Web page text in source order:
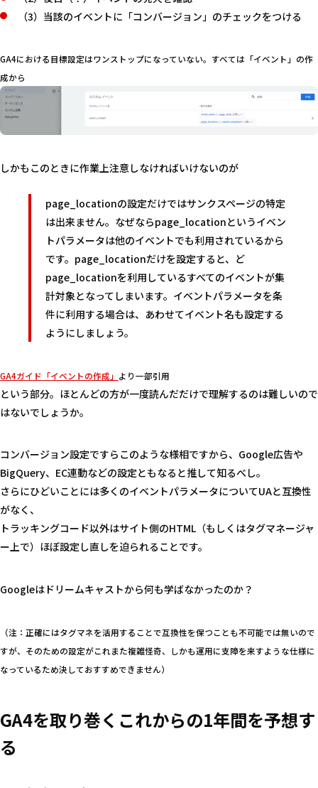
（3）当該のイベントに「コンバージョン」のチェックをつける
GA4における目標設定はワンストップになっていない。すべては「イベント」の作
成から
しかもこのときに作業上注意しなければいけないのが
page_locationの設定だけではサンクスページの特定
は出来ません。なぜならpage_locationというイベン
トパラメータは他のイベントでも利用されているから
です。page_locationだけを設定すると、ど
page_locationを利用しているすべてのイベントが集
計対象となってしまいます。イベントパラメータを条
件に利用する場合は、あわせてイベント名も設定する
ようにしましょう。
GA4ガイド「イベントの作成」 より一部引用
という部分。ほとんどの方が一度読んだだけで理解するのは難しいので
はないでしょうか。
コンバージョン設定ですらこのような様相ですから、Google広告や
BigQuery、EC連動などの設定ともなると推して知るべし。
さらにひどいことには多くのイベントパラメータについてUAと互換性
がなく、
トラッキングコード以外はサイト側のHTML（もしくはタグマネージャ
ー上で）ほぼ設定し直しを迫られることです。
Googleはドリームキャストから何も学ばなかったのか？
（注：正確にはタグマネを活用することで互換性を保つことも不可能では無いので
すが、そのための設定がこれまた複雑怪奇、しかも運用に支障を来すような仕様に
なっているため決しておすすめできません）
GA4を取り巻くこれからの1年間を予想す
る